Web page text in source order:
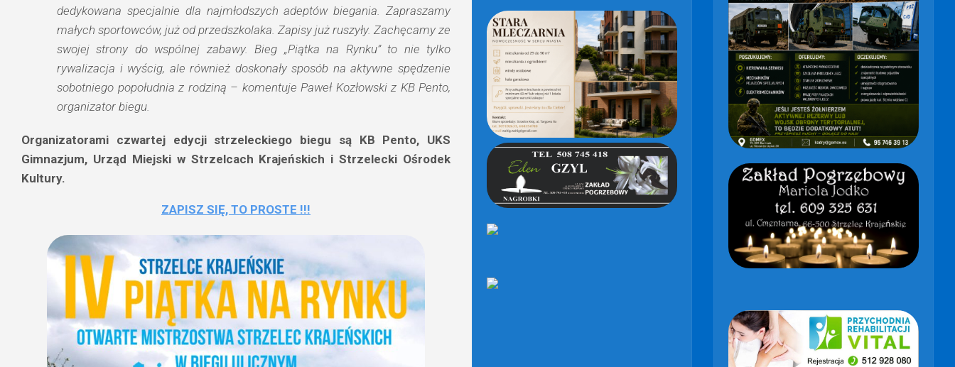
dedykowana specjalnie dla najmłodszych adeptów biegania. Zapraszamy
małych sportowców, już od przedszkolaka. Zapisy już ruszyły. Zachęcamy ze
swojej strony do wspólnej zabawy. Bieg „Piątka na Rynku” to nie tylko
rywalizacja i wyścig, ale również doskonały sposób na aktywne spędzenie
sobotniego popołudnia z rodziną – komentuje Paweł Kozłowski z KB Pento,
organizator biegu.
Organizatorami czwartej edycji strzeleckiego biegu są KB Pento, UKS
Gimnazjum, Urząd Miejski w Strzelcach Krajeńskich i Strzelecki Ośrodek
Kultury.
ZAPISZ SIĘ, TO PROSTE !!!